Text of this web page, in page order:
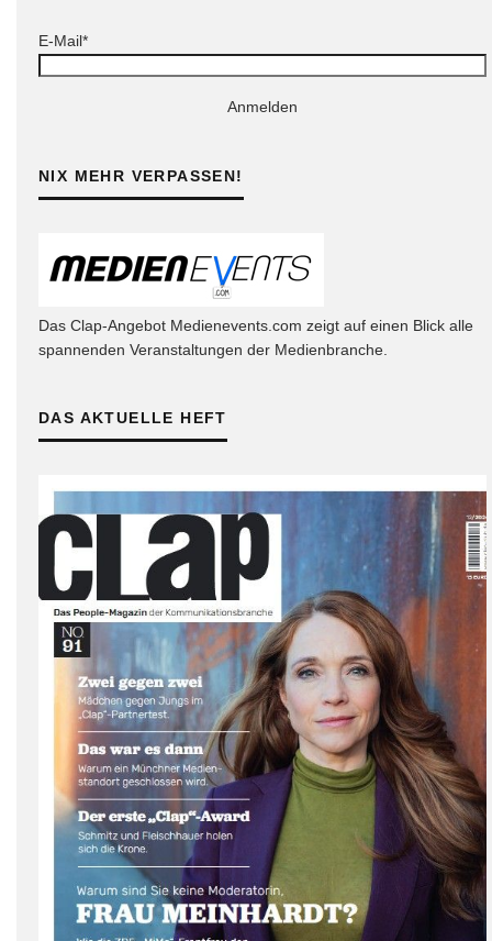
E-Mail*
Anmelden
NIX MEHR VERPASSEN!
Das Clap-Angebot Medienevents.com zeigt auf einen Blick alle
spannenden Veranstaltungen der Medienbranche.
DAS AKTUELLE HEFT